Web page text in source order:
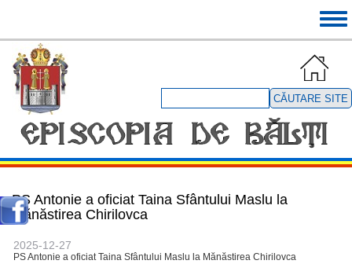
principal
PS Antonie a oficiat Taina Sfântului Maslu la
Mănăstirea Chirilovca
2025-12-27
PS Antonie a oficiat Taina Sfântului Maslu la Mănăstirea Chirilovca